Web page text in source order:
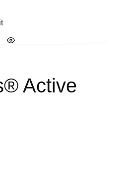
Active